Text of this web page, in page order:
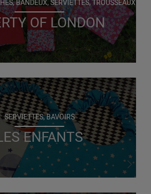
BANDEUX, SERVIETTES, TROUSSEAUX
OF LONDON
SERVIETTES, BAVOIRS
ENFANTS